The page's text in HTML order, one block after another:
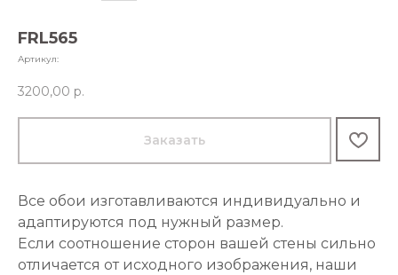
FRL565
Артикул:
3200,00 р.
Заказать
Все обои изготавливаются индивидуально и
адаптируются под нужный размер.
Если соотношение сторон вашей стены сильно
отличается от исходного изображения, наши